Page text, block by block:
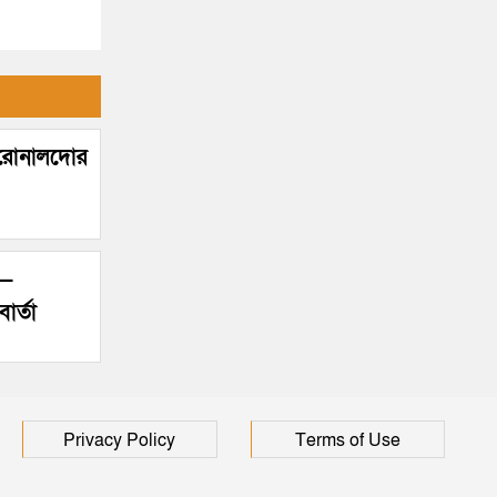
Privacy Policy Terms of Use